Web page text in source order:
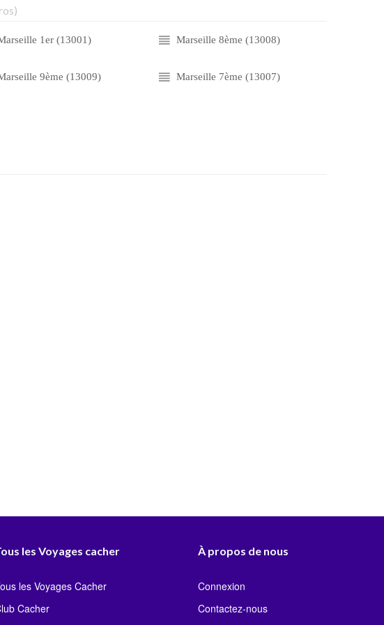
1er (13001) Marseille 8ème (13008)
9ème (13009) Marseille 7ème (13007)
les Voyages cacher
les Voyages Cacher
Cacher
À propos de nous
Connexion
Contactez-nous